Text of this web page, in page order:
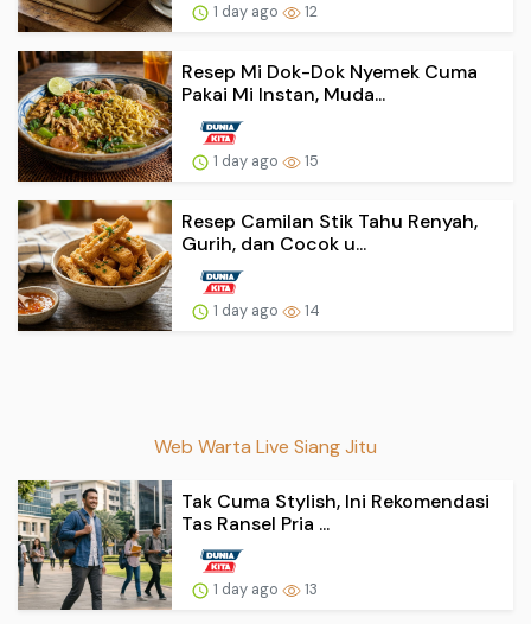
1 day ago 12
Resep Mi Dok-Dok Nyemek Cuma
Pakai Mi Instan, Muda...
1 day ago 15
Resep Camilan Stik Tahu Renyah,
Gurih, dan Cocok u...
1 day ago 14
Web Warta Live Siang Jitu
Tak Cuma Stylish, Ini Rekomendasi
Tas Ransel Pria ...
1 day ago 13